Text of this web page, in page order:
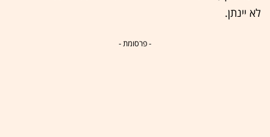
לא יינתן.
- פרסומת -